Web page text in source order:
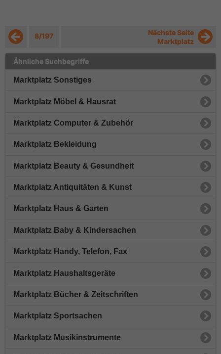
8/197
Nächste Seite
Marktplatz
Ähnliche Suchbegriffe
Marktplatz Sonstiges
Marktplatz Möbel & Hausrat
Marktplatz Computer & Zubehör
Marktplatz Bekleidung
Marktplatz Beauty & Gesundheit
Marktplatz Antiquitäten & Kunst
Marktplatz Haus & Garten
Marktplatz Baby & Kindersachen
Marktplatz Handy, Telefon, Fax
Marktplatz Haushaltsgeräte
Marktplatz Bücher & Zeitschriften
Marktplatz Sportsachen
Marktplatz Musikinstrumente